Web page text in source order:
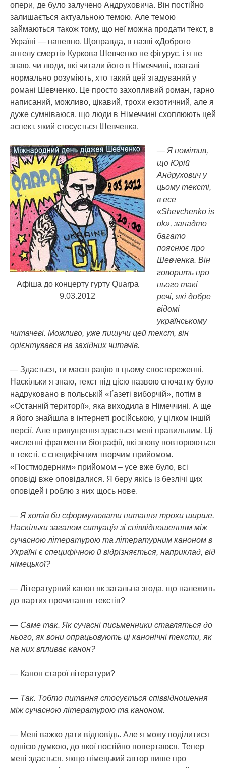
опери, де було залучено Андруховича. Він постійно
залишається актуальною темою. Але темою
займаються також тому, що неї можна продати текст, в
Україні — напевно. Щоправда, в назві «Доброго
ангелу смерті» Куркова Шевченко не фігурує, і я не
знаю, чи люди, які читали його в Німеччині, взагалі
нормально розуміють, хто такий цей згадуваний у
романі Шевченко. Це просто захопливий роман, гарно
написаний, можливо, цікавий, трохи екзотичний, але я
дуже сумніваюся, що люди в Німеччині схоплюють цей
аспект, який стосується Шевченка.
Афіша до концерту гурту Quarpa
9.03.2012
— Я помітив,
що Юрій
Андрухович у
цьому тексті,
в есе
«Shevchenko is
ok», занадто
багато
пояснює про
Шевченка. Він
говорить про
нього такі
речі, які добре
відомі
українському
читачеві. Можливо, уже пишучи цей текст, він
орієнтувався на західних читачів.
— Здається, ти маєш рацію в цьому спостереженні.
Наскільки я знаю, текст під цією назвою спочатку було
надруковано в польській «Ґазеті виборчій», потім в
«Останній території», яка виходила в Німеччині. А ще
я його знайшла в інтернеті російською, у цілком іншій
версії. Але припущення здається мені правильним. Ці
численні фрагменти біографії, які знову повторюються
в тексті, є специфічним творчим прийомом.
«Постмодерним» прийомом – усе вже було, всі
оповіді вже оповідалися. Я беру якісь із безлічі цих
оповідей і роблю з них щось нове.
— Я хотів би сформулювати питання трохи ширше.
Наскільки загалом ситуація зі співвідношенням між
сучасною літературою та літературним каноном в
Україні є специфічною й відрізняється, наприклад, від
німецької?
— Літературний канон як загальна згода, що належить
до вартих прочитання текстів?
— Саме так. Як сучасні письменники ставляться до
нього, як вони опрацьовують ці канонічні тексти, як
на них впливає канон?
— Канон старої літератури?
— Так. Тобто питання стосується співвідношення
між сучасною літературою та каноном.
— Мені важко дати відповідь. Але я можу поділитися
однією думкою, до якої постійно повертаюся. Тепер
мені здається, якщо німецький автор пише про